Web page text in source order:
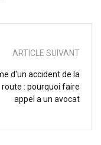
ARTICLE SUIVANT
d'un accident de la
route : pourquoi faire
appel a un avocat